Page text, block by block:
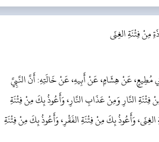
مِنْ فِتْنَةِ الغِنَى
عَنْ هِشَامٍ، عَنْ أَبِيهِ، عَنْ خَالَتِهِ: أَنَّ النَّبِيَّ
فِتْنَةِ النَّارِ وَمِنْ عَذَابِ النَّارِ، وَأَعُوذُ بِكَ مِنْ فِتْنَةِ
وَأَعُوذُ بِكَ مِنْ فِتْنَةِ الفَقْرِ، وَأَعُوذُ بِكَ مِنْ فِتْنَةِ